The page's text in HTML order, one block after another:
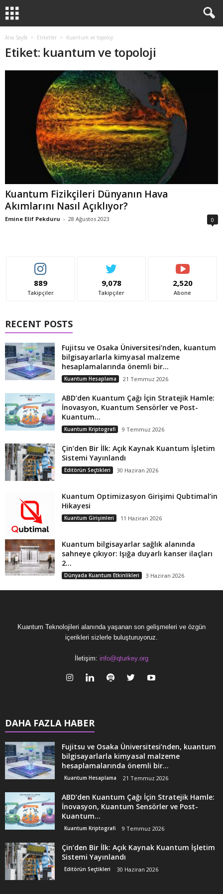
Ana Sayfa Etiketler Kuantum ve topoloji
Etiket: kuantum ve topoloji
Kuantum Fizikçileri Dünyanın Hava
Akımlarını Nasıl Açıklıyor?
Emine Elif Pekduru - 28 Ağustos 2023 0
889
Takipçiler
9,078
Takipçiler
2,520
Abone
RECENT POSTS
Fujitsu ve Osaka Üniversitesi’nden, kuantum
bilgisayarlarla kimyasal malzeme
hesaplamalarında önemli bir...
Kuantum Hesaplama 21 Temmuz 2026
ABD’den Kuantum Çağı İçin Stratejik Hamle:
İnovasyon, Kuantum Sensörler ve Post-
Kuantum...
Kuantum Kriptografi 9 Temmuz 2026
Çin’den Bir İlk: Açık Kaynak Kuantum İşletim
Sistemi Yayınlandı
Editörün Seçtikleri 30 Haziran 2026
Kuantum Optimizasyon Girişimi Qubtimal’in
Hikayesi
Kuantum Girişimleri 11 Haziran 2026
Kuantum bilgisayarlar sağlık alanında
sahneye çıkıyor: Işığa duyarlı kanser ilaçları
2...
Dünyada Kuantum Etkinlikleri 3 Haziran 2026
Kuantum Teknolojileri alanında yaşanan son gelişmeleri ve özgün
içerikleri sizlerle buluşturuyoruz.
İletişim: info@qturkey.org
DAHA FAZLA HABER
Fujitsu ve Osaka Üniversitesi’nden, kuantum
bilgisayarlarla kimyasal malzeme
hesaplamalarında önemli bir...
Kuantum Hesaplama 21 Temmuz 2026
ABD’den Kuantum Çağı İçin Stratejik Hamle:
İnovasyon, Kuantum Sensörler ve Post-
Kuantum...
Kuantum Kriptografi 9 Temmuz 2026
Çin’den Bir İlk: Açık Kaynak Kuantum İşletim
Sistemi Yayınlandı
Editörün Seçtikleri 30 Haziran 2026